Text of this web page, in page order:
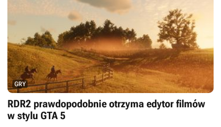
GRY
RDR2 prawdopodobnie otrzyma edytor filmów
w stylu GTA 5